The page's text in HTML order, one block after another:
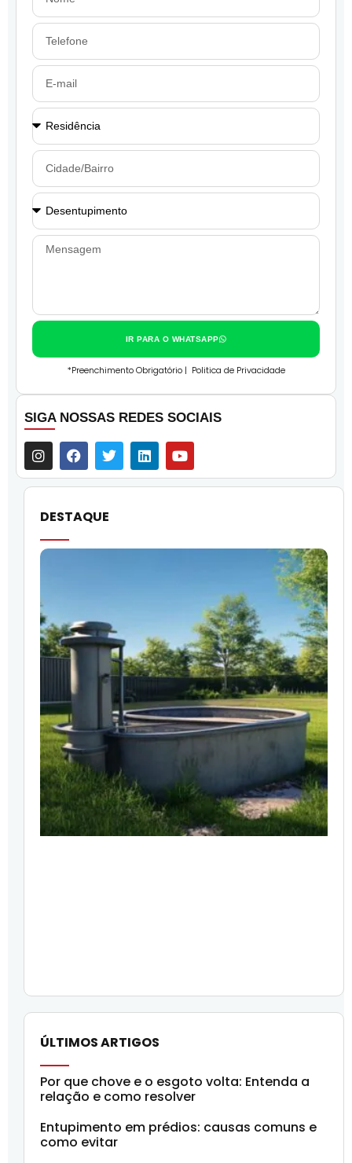
IR PARA O WHATSAPP
*Preenchimento Obrigatório | Politica de Privacidade
SIGA NOSSAS REDES SOCIAIS
DESTAQUE
ÚLTIMOS ARTIGOS
Por que chove e o esgoto volta: Entenda a
relação e como resolver
Entupimento em prédios: causas comuns e
como evitar